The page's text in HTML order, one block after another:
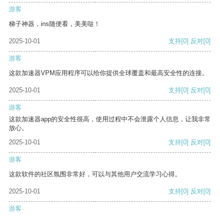
游客
梯子神器，ins随便看，美美哒！
2025-10-01 支持[0] 反对[0]
游客
这款加速器VPM应用程序可以给你提供全球覆盖和最高安全性的连接。
2025-10-01 支持[0] 反对[0]
游客
这款加速器app的安全性很高，使用过程中不会泄露个人信息，让我非常
放心。
2025-10-01
支持[0] 反对[0]
游客
这款软件的社区氛围非常好，可以与其他用户交流学习心得。
2025-10-01 支持[0] 反对[0]
游客